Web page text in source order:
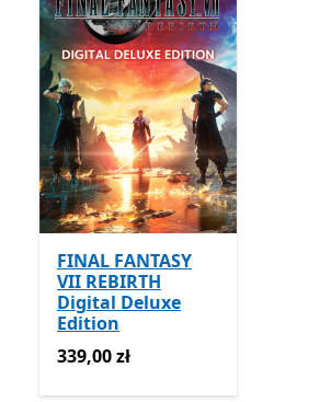
FINAL FANTASY
VII REBIRTH
Digital Deluxe
Edition
339,00 zł
339,00 zł